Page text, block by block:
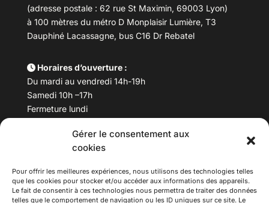
Gérer le consentement aux
cookies
Pour offrir les meilleures expériences, nous utilisons des technologies telles
que les cookies pour stocker et/ou accéder aux informations des appareils.
Le fait de consentir à ces technologies nous permettra de traiter des données
telles que le comportement de navigation ou les ID uniques sur ce site. Le
(adresse postale : 62 rue St Maximin, 69003 Lyon)
à 100 mètres du métro D Monplaisir Lumière, T3
Dauphiné Lacassagne, bus C16 Dr Rebatel
Horaires d’ouverture :
Du mardi au vendredi 14h-19h
Samedi 10h –17h
Fermeture lundi
Téléphone : 04 78 53 06 40
maisondesculturesasiatiques@asiexpo.com